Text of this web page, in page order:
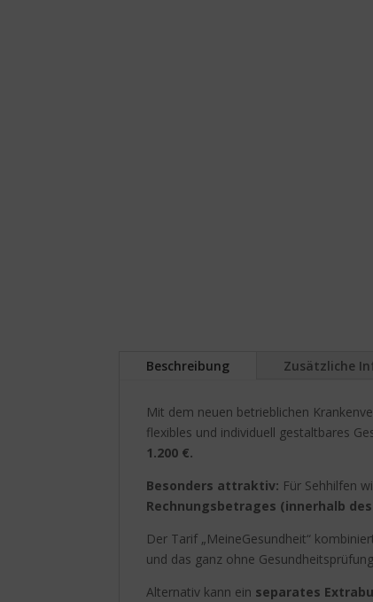
Beschreibung Zusätzliche
Mit dem neuen betrieblichen
flexibles und individuell gestaltbares
1.200 €.
Besonders attraktiv: Für Sehhilfen
Rechnungsbetrages (innerhalb
Der Tarif „MeineGesundheit“
und das ganz ohne
Alternativ kann ein separates